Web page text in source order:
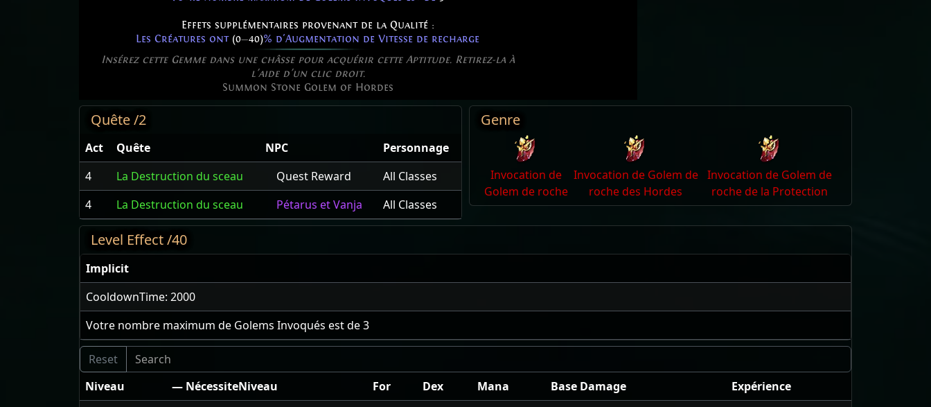
Effets supplémentaires provenant de la Qualité :
Les Créatures ont (0—40)% d'Augmentation de Vitesse de recharge
Insérez cette Gemme dans une châsse pour acquérir cette Aptitude. Retirez-la à
l'aide d'un clic droit.
Summon Stone Golem of Hordes
Quête /2
Act Quête NPC
Personnage
4
La Destruction du sceau Quest Reward
All Classes
4
La Destruction du sceau Pétarus et Vanja All Classes
Genre
Invocation de
Golem de roche
Invocation de Golem de
roche des Hordes
Invocation de Golem de
roche de la Protection
Level Effect /40
Implicit
CooldownTime: 2000
Votre nombre maximum de Golems Invoqués est de3
Niveau — NécessiteNiveau For Dex Mana Base Damage
Expérience